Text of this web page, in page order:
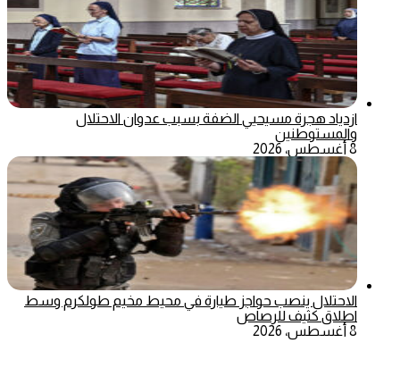
ازدياد هجرة مسيحيي الضفة بسبب عدوان الاحتلال
والمستوطنين
8 أغسطس، 2026
الاحتلال ينصب حواجز طيارة في محيط مخيم طولكرم وسط
اطلاق كثيف للرصاص
8 أغسطس، 2026